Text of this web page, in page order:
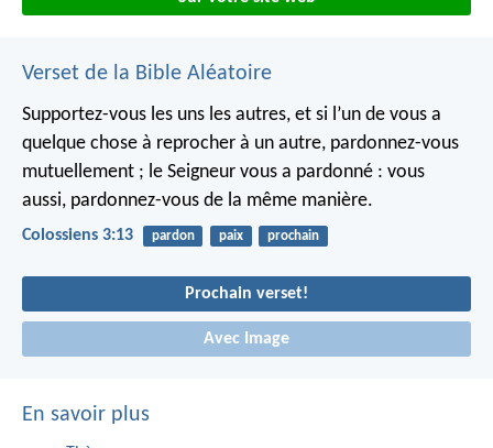
Verset de la Bible Aléatoire
Supportez-vous les uns les autres, et si l’un de vous a
quelque chose à reprocher à un autre, pardonnez-vous
mutuellement ; le Seigneur vous a pardonné : vous
aussi, pardonnez-vous de la même manière.
Colossiens 3:13 pardon paix prochain
Prochain verset!
Avec Image
En savoir plus